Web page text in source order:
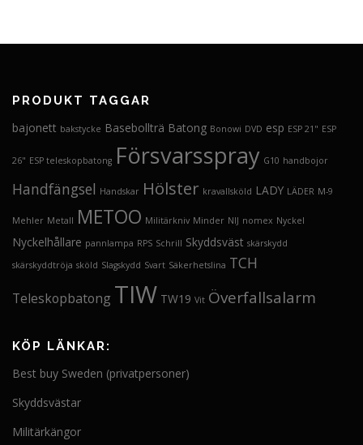
PRODUKT TAGGAR
bajonett bakstycke Basebollträ Batong Bonowi DVD esp ESP 21" ESP
26" ESP teleskopbatong Försvarsspray G10 handbojor
Handfängsel Handskar Hölster kravallsköld LADY LÄDER M-9
Mehler Metall METOO Militärkniv Minder NIJ nomex Nyckel
Nyckelhållare pannlampa RPS Schrill Skyddsväst skärskydd
skärskyddtröja sköld Slagskydd Svart Säkerhetslina TCH
Teleskopbatong TIW TW19 Vit Överfallsalarm
KÖP LÄNKAR:
Best buy Sweden (privatpersoner)
Skyddsvästar
Militärkängor